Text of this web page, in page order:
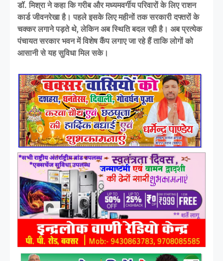
डॉ. मिश्रा ने कहा कि गरीब और मध्यमवर्गीय परिवारों के लिए राशन
कार्ड जीवनरेखा है। पहले इसके लिए महीनों तक सरकारी दफ्तरों के
चक्कर लगाने पड़ते थे, लेकिन अब स्थिति बदल रही है। अब प्रत्येक
पंचायत सरकार भवन में विशेष कैंप लगाए जा रहे हैं ताकि लोगों को
आसानी से यह सुविधा मिल सके।